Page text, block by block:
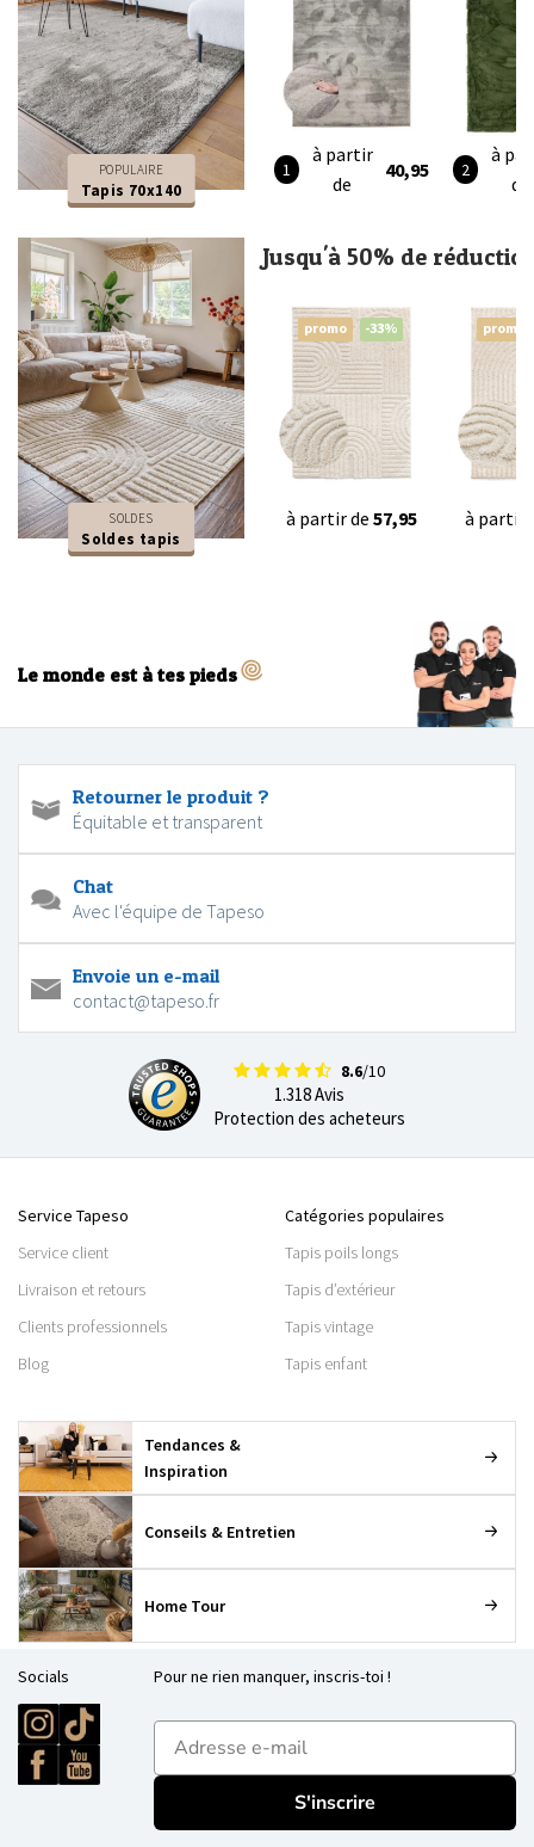
POPULAIRE
Tapis 70x140
à partir
de
40,95
à
de
SOLDES
Soldes tapis
Jusqu'à 50% de
promo -33%
à partir de 57,95
promo
à partir
Le monde est à tes pieds
Retourner le produit ?
Équitable et transparent
Chat
Avec l'équipe de Tapeso
Envoie un e-mail
contact@tapeso.fr
8.6/10
1.318 Avis
Protection des acheteurs
Service Tapeso
Service client
Livraison et retours
Clients professionnels
Blog
Catégories populaires
Tapis poils longs
Tapis d’extérieur
Tapis vintage
Tapis enfant
Tendances &
Inspiration
Conseils & Entretien
Home Tour
Socials Pour ne rien manquer, inscris-toi !
E-mailadres
S'inscrire